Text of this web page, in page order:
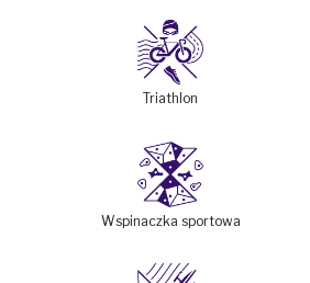
Triathlon
Wspinaczka sportowa